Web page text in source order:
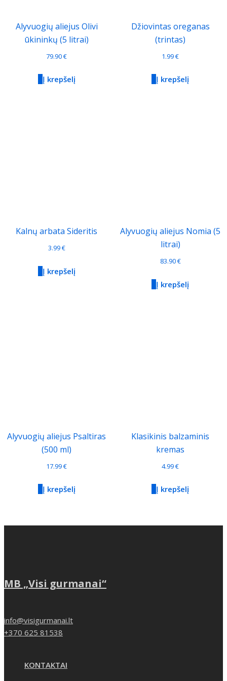
Alyvuogių aliejus Olivi
ūkininkų (5 litrai)
79.90€
Į krepšelį
Džiovintas oreganas
(trintas)
1.99€
Į krepšelį
Kalnų arbata Sideritis
3.99€
Į krepšelį
Alyvuogių aliejus Nomia (5
litrai)
83.90€
Į krepšelį
Alyvuogių aliejus Psaltiras
(500 ml)
17.99€
Į krepšelį
Klasikinis balzaminis
kremas
4.99€
Į krepšelį
MB „Visi gurmanai“
info@visigurmanai.lt
+370 625 81538
KONTAKTAI